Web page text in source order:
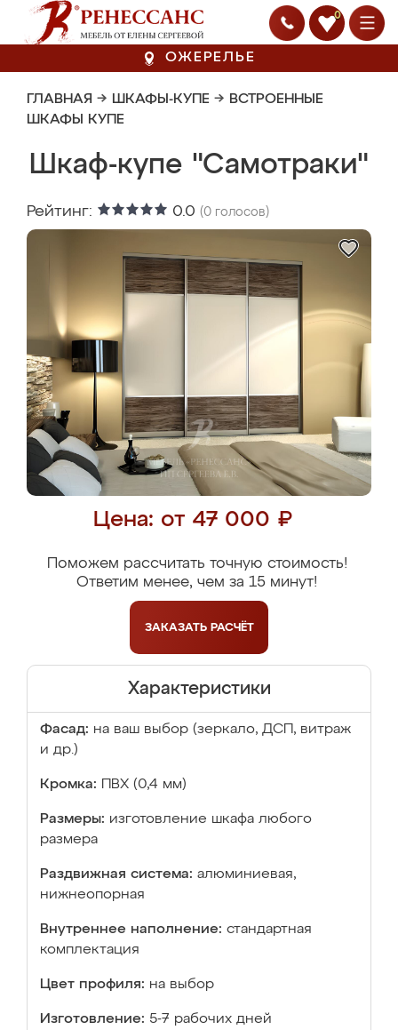
0
ОЖЕРЕЛЬЕ
ГЛАВНАЯ → ШКАФЫ-КУПЕ → ВСТРОЕННЫЕ
ШКАФЫ КУПЕ
Шкаф-купе "Самотраки"
Рейтинг: 0.0 (0 голосов)
Цена: от 47 000 ₽
Поможем рассчитать точную стоимость!
Ответим менее, чем за 15 минут!
ЗАКАЗАТЬ РАСЧЁТ
Характеристики
Фасад: на ваш выбор (зеркало, ДСП, витраж
и др.)
Кромка: ПВХ (0,4 мм)
Размеры: изготовление шкафа любого
размера
Раздвижная система: алюминиевая,
нижнеопорная
Внутреннее наполнение: стандартная
комплектация
Цвет профиля: на выбор
Изготовление: 5-7 рабочих дней